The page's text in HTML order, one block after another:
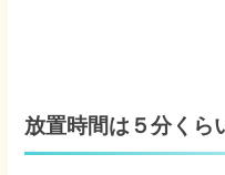
放置時間は５分くら